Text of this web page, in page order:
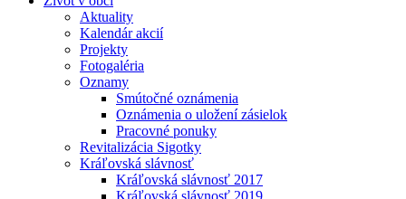
Aktuality
Kalendár akcií
Projekty
Fotogaléria
Oznamy
Smútočné oznámenia
Oznámenia o uložení zásielok
Pracovné ponuky
Revitalizácia Sigotky
Kráľovská slávnosť
Kráľovská slávnosť 2017